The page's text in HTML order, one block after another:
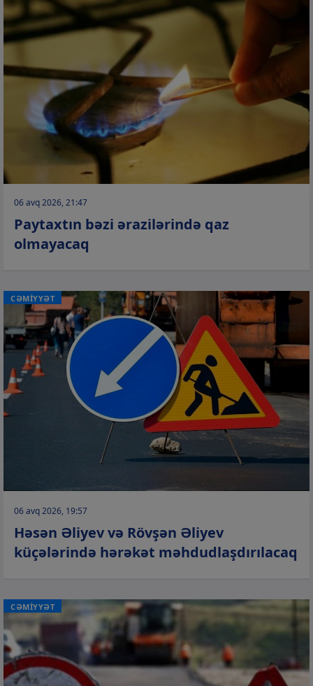
06 avq 2026, 21:47
Paytaxtın bəzi ərazilərində qaz
olmayacaq
CƏMİYYƏT
06 avq 2026, 19:57
Həsən Əliyev və Rövşən Əliyev
küçələrində hərəkət məhdudlaşdırılacaq
CƏMİYYƏT